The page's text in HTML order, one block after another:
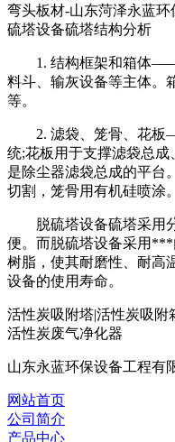
弯头板材-山东菏泽永蓝
硫塔设备硫塔结构分析
1. 结构框架和箱体——
料斗、输灰设备等主体。
等。
2. 滤袋、笼骨、花板
统;花板用于支撑滤袋总成
是除尘器滤袋总成的平台
切割，笼骨用有机硅喷涂。
脱硫塔设备硫塔采用分
便。而脱硫塔设备采用
树脂，使其耐磨性、耐
设备的使用寿命。
活性炭吸附塔|活性炭吸附
活性炭废气净化器
山东永蓝环保设备工程有
网站首页
公司简介
产品中心